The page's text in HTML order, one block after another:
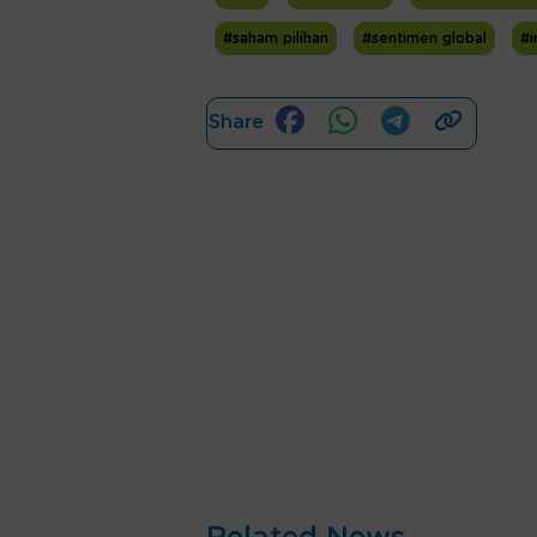
#saham pilihan #sentimen global
Share